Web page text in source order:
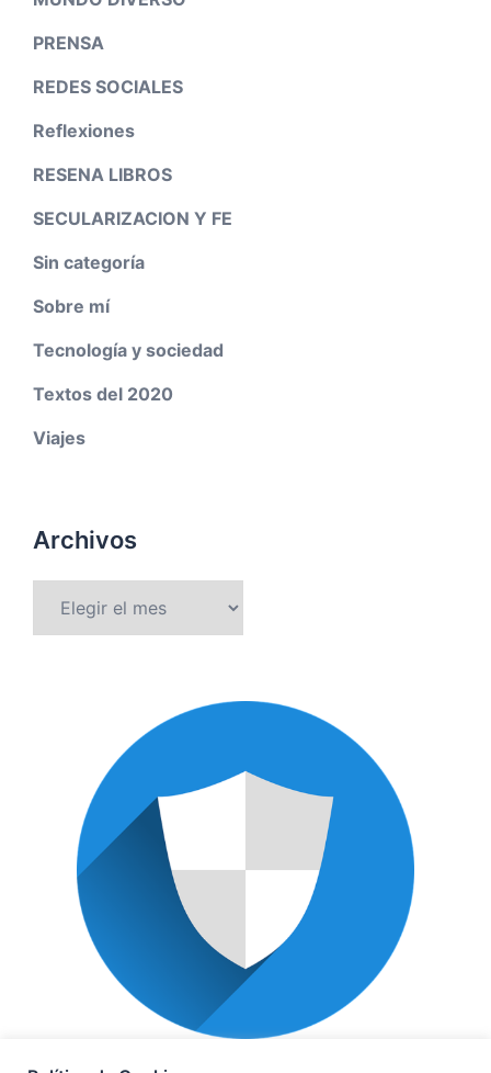
PRENSA
REDES SOCIALES
Reflexiones
RESENA LIBROS
SECULARIZACION Y FE
Sin categoría
Sobre mí
Tecnología y sociedad
Textos del 2020
Viajes
Archivos